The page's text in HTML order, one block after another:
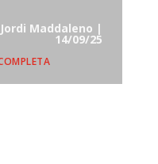
Maddaleno |
14/09/25